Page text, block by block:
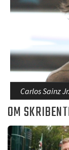
Carlos Sainz
OM